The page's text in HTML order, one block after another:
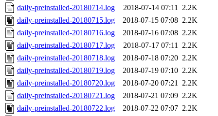
daily-preinstalled-20180714.log
2018-07-14 07:11 2.2K
daily-preinstalled-20180715.log
2018-07-15 07:08 2.2K
daily-preinstalled-20180716.log
2018-07-16 07:08 2.2K
daily-preinstalled-20180717.log
2018-07-17 07:11 2.2K
daily-preinstalled-20180718.log
2018-07-18 07:20 2.2K
daily-preinstalled-20180719.log
2018-07-19 07:10 2.2K
daily-preinstalled-20180720.log
2018-07-20 07:21 2.2K
daily-preinstalled-20180721.log
2018-07-21 07:09 2.2K
daily-preinstalled-20180722.log
2018-07-22 07:07 2.2K